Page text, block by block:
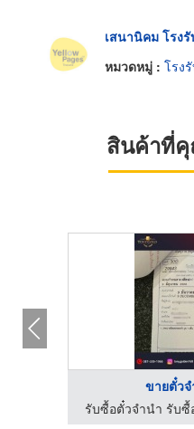
เสนานิคม โรง
หมวดหมู่ : โรง
สินค้าที่
ขายตั๋วจ
รับซื้อตั๋วจำนำ รับซื้